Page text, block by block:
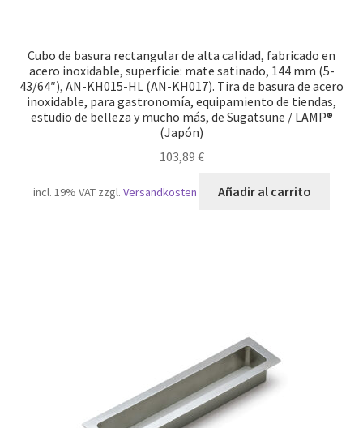
Cubo de basura rectangular de alta calidad, fabricado en
acero inoxidable, superficie: mate satinado, 144 mm (5-
43/64″), AN-KH015-HL (AN-KH017). Tira de basura de acero
inoxidable, para gastronomía, equipamiento de tiendas,
estudio de belleza y mucho más, de Sugatsune / LAMP®
(Japón)
103,89 €
incl. 19% VAT zzgl.Versandkosten Añadir al carrito